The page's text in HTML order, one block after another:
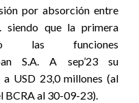
por absorción entre
siendo que la primera
las funciones
S.A. A sep’23 su
USD 23,0 millones (al
BCRA al 30-09-23).